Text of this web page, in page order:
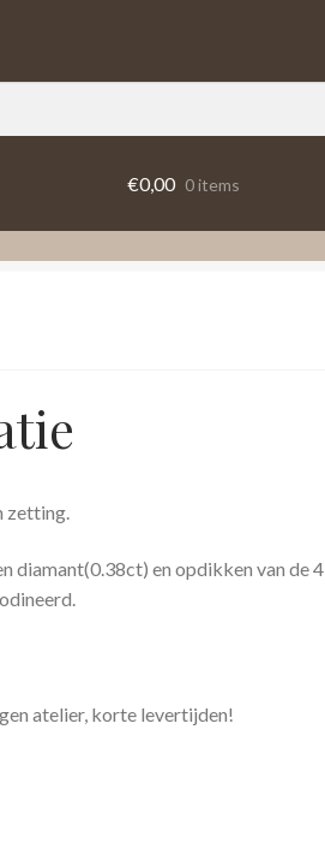
€0,00 0 items
zetting.
diamant(0.38ct) en opdikken van de 4
atelier, korte levertijden!